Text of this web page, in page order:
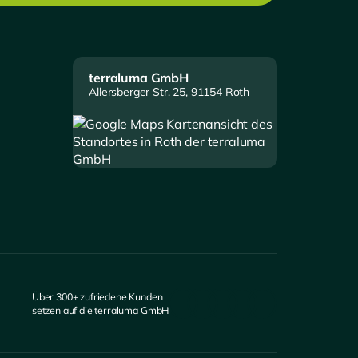
terraluma GmbH
Allersberger Str. 25, 91154 Roth
Über 300+ zufriedene Kunden
setzen auf die terraluma GmbH